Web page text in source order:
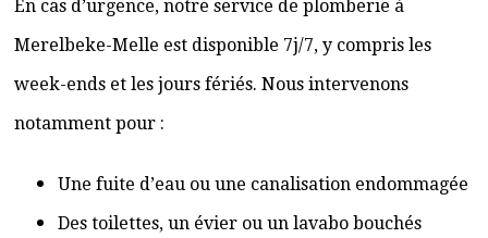
En cas d’urgence, notre service de plomberie à
Merelbeke-Melle est disponible 7j/7, y compris les
week-ends et les jours fériés. Nous intervenons
notamment pour :
Une fuite d’eau ou une canalisation endommagée
Des toilettes, un évier ou un lavabo bouchés